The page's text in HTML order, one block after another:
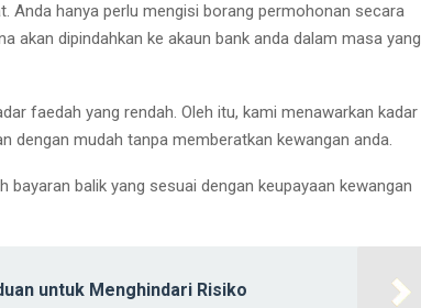
Anda hanya perlu mengisi borang permohonan secara
akan dipindahkan ke akaun bank anda dalam masa yang
faedah yang rendah. Oleh itu, kami menawarkan kadar
mudah tanpa memberatkan kewangan anda.
balik yang sesuai dengan keupayaan kewangan
untuk Menghindari Risiko